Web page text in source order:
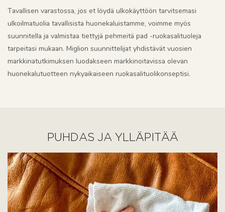
Tavallisen varastossa, jos et löydä ulkokäyttöön tarvitsemasi
ulkoilmatuolia tavallisista huonekaluistamme, voimme myös
suunnitella ja valmistaa tiettyjä pehmeitä pad -ruokasalituoleja
tarpeitasi mukaan. Miglion suunnittelijat yhdistävät vuosien
markkinatutkimuksen luodakseen markkinoitavissa olevan
huonekalutuotteen nykyaikaiseen ruokasalituolikonseptisi.
PUHDAS JA YLLÄPITÄÄ